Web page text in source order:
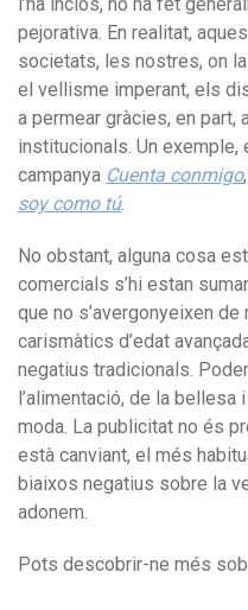
pejorativa. En realitat,
societats, les nostres, on
el vellisme imperant, els
a permear gràcies, en
institucionals. Un exemple,
campanya Cuenta conmigo
soy como tú.
No obstant, alguna cosa
comercials s’hi estan
que no s’avergonyeixen
carismàtics d’edat
negatius tradicionals.
l’alimentació, de la
moda. La publicitat no és
està canviant, el més
biaixos negatius sobre la
adonem.
Pots descobrir-ne més